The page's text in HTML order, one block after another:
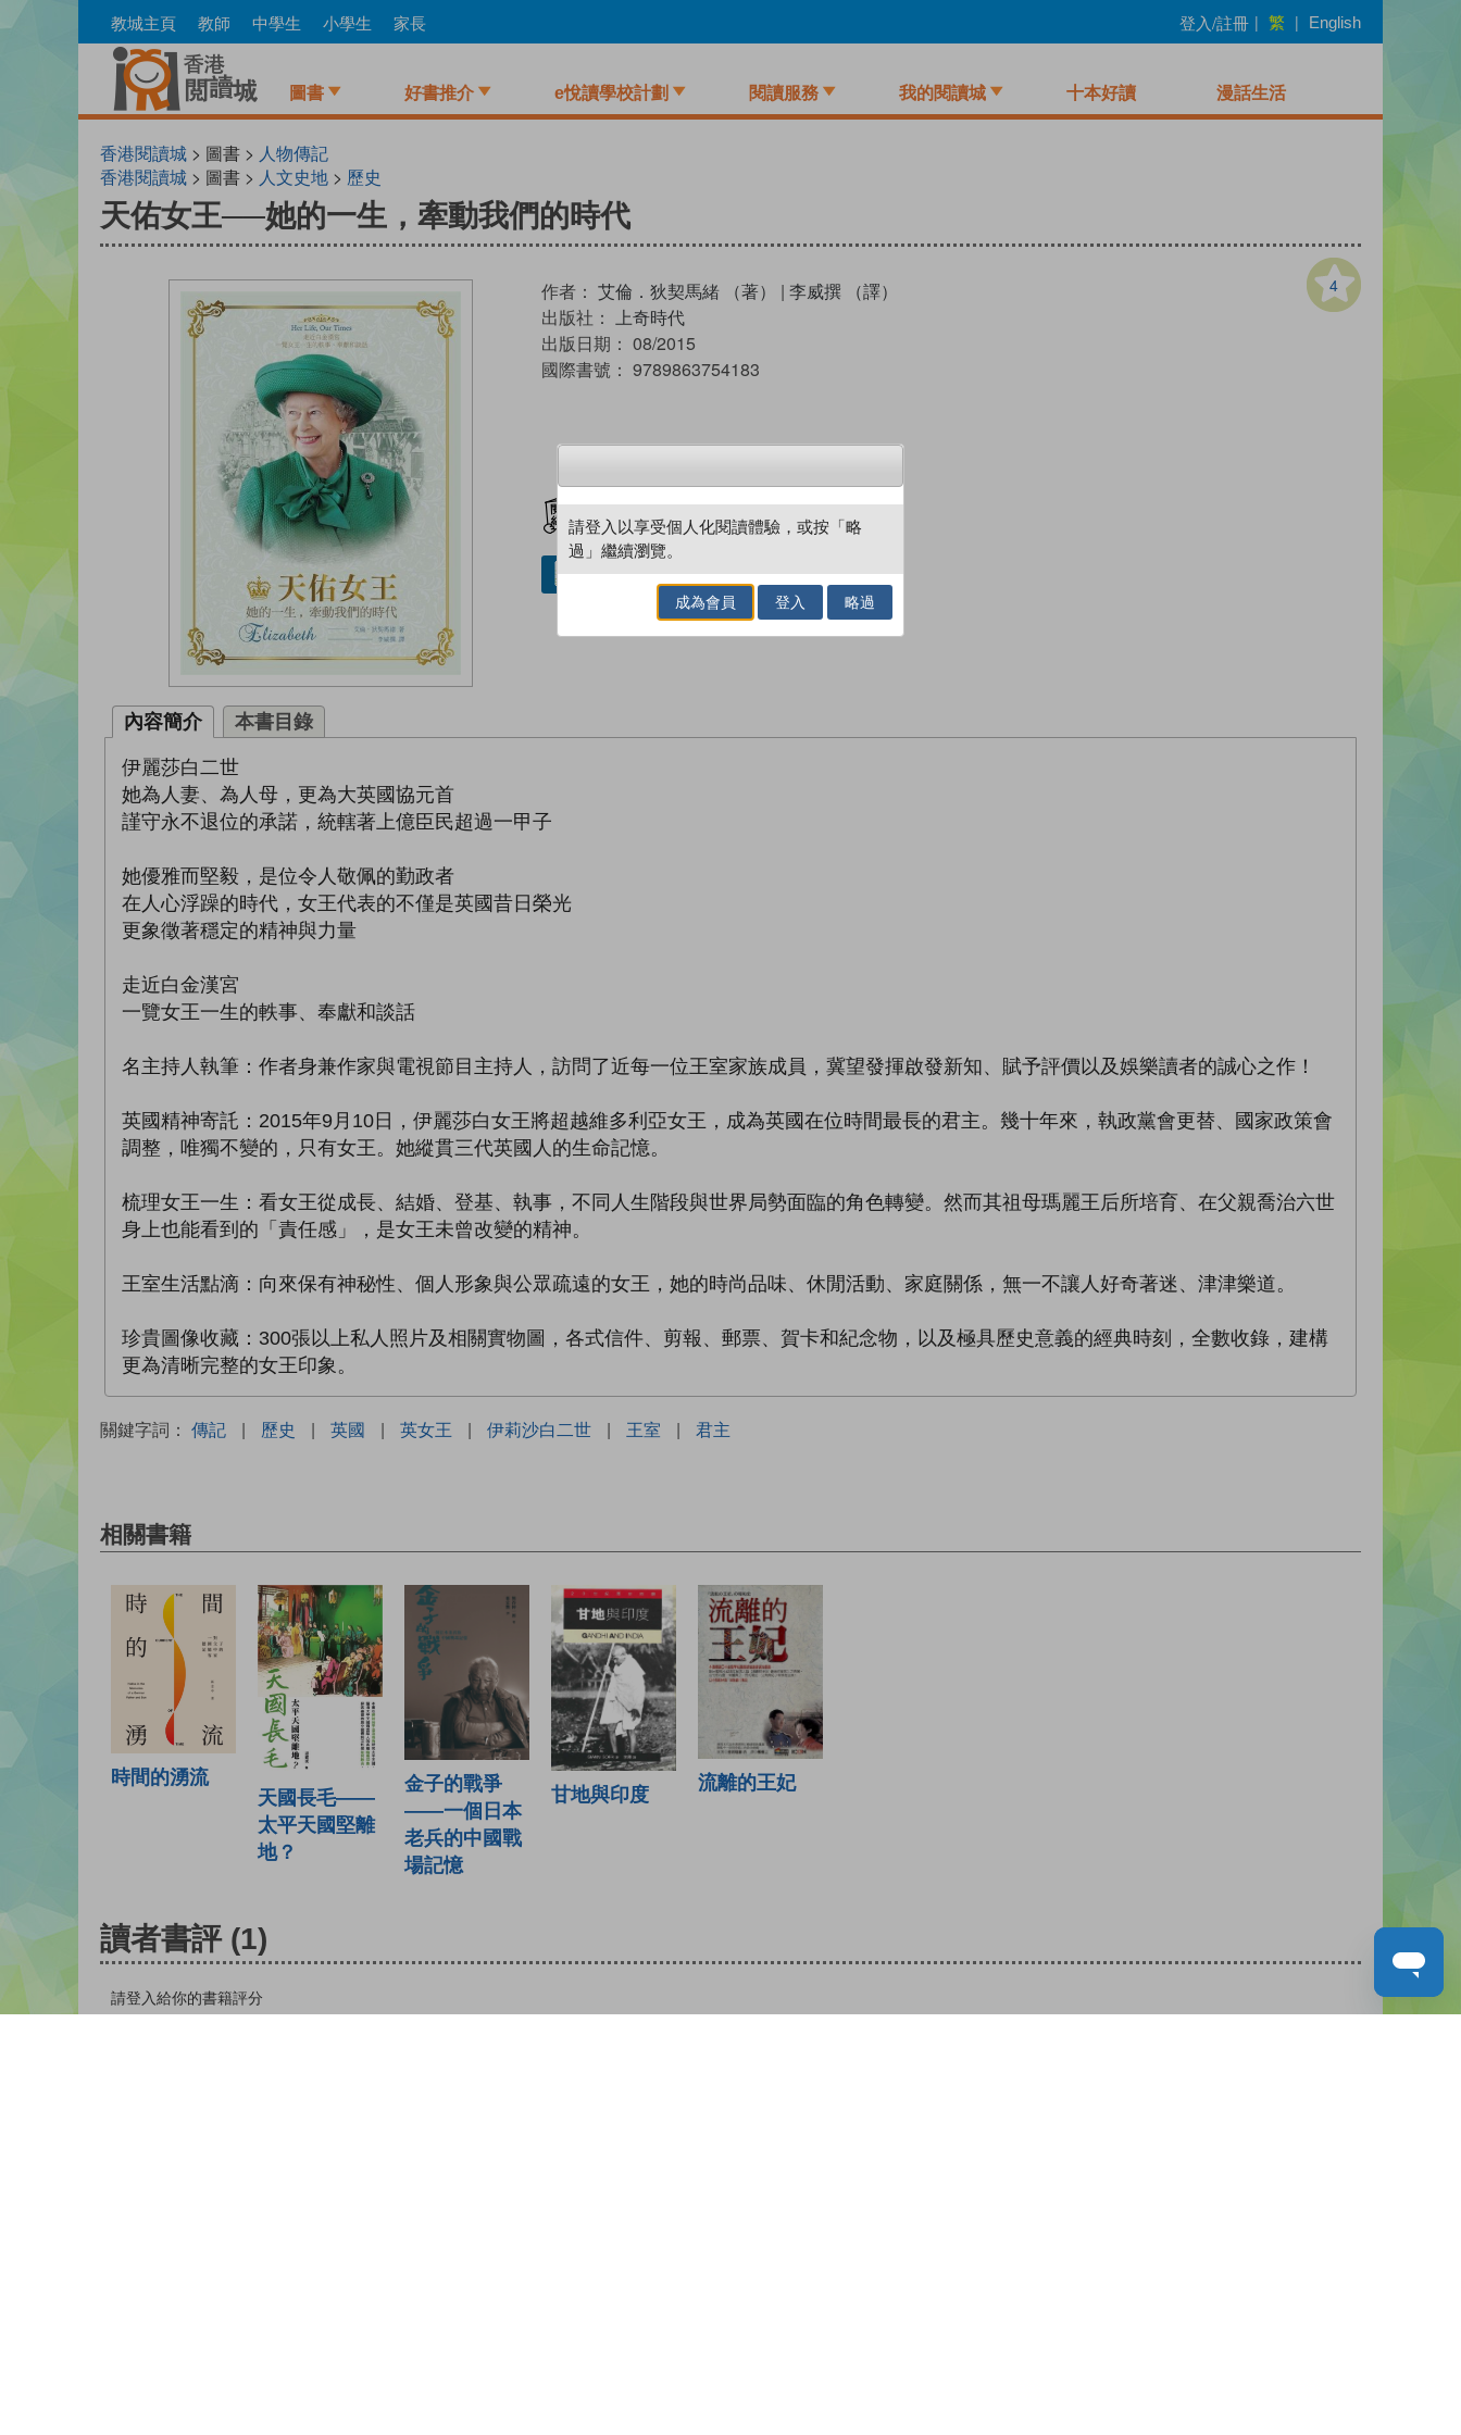
to
教城主頁 教師 中學生 小學生 家長 登入/註冊 | 繁 | English
圖書 好書推介 e悅讀學校計劃 閱讀服務 我的閱讀城 十本好讀 漫話生活
香港閱讀城 > 圖書 > 人物傳記
香港閱讀城 > 圖書 > 人文史地 > 歷史
天佑女王──她的一生，牽動我們的時代
4
作者： 艾倫．狄契馬緒 （著） | 李威撰 （譯）
出版社： 上奇時代
出版日期： 08/2015
國際書號： 9789863754183
加入閱讀紀錄
借閱實體書
內容簡介 本書目錄
伊麗莎白二世
她為人妻、為人母，更為大英國協元首
謹守永不退位的承諾，統轄著上億臣民超過一甲子
她優雅而堅毅，是位令人敬佩的勤政者
在人心浮躁的時代，女王代表的不僅是英國昔日榮光
更象徵著穩定的精神與力量
走近白金漢宮
一覽女王一生的軼事、奉獻和談話
名主持人執筆：作者身兼作家與電視節目主持人，訪問了近每一位王室家族成員，冀望發揮啟發新知、賦予評價以及娛樂讀者的誠心之作！
英國精神寄託：2015年9月10日，伊麗莎白女王將超越維多利亞女王，成為英國在位時間最長的君主。幾十年來，執政黨會更替、國家政策會
調整，唯獨不變的，只有女王。她縱貫三代英國人的生命記憶。
梳理女王一生：看女王從成長、結婚、登基、執事，不同人生階段與世界局勢面臨的角色轉變。然而其祖母瑪麗王后所培育、在父親喬治六世
身上也能看到的「責任感」，是女王未曾改變的精神。
王室生活點滴：向來保有神秘性、個人形象與公眾疏遠的女王，她的時尚品味、休閒活動、家庭關係，無一不讓人好奇著迷、津津樂道。
珍貴圖像收藏：300張以上私人照片及相關實物圖，各式信件、剪報、郵票、賀卡和紀念物，以及極具歷史意義的經典時刻，全數收錄，建構
更為清晰完整的女王印象。
關鍵字詞： 傳記 | 歷史 | 英國 | 英女王 | 伊莉沙白二世 | 王室 | 君主
相關書籍
時間的湧流
天國長毛——
太平天國堅離
地？
金子的戰爭
——一個日本
老兵的中國戰
場記憶
甘地與印度
流離的王妃
讀者書評 (1)
請登入給你的書籍評分
請登入以享受個人化閱讀體驗，或按「略
過」繼續瀏覽。
成為會員 登入 略過